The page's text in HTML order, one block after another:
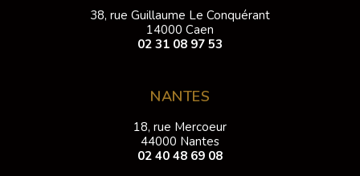
38, rue Guillaume Le Conquérant
14000 Caen
02 31 08 97 53
NANTES
18, rue Mercoeur
44000 Nantes
02 40 48 69 08